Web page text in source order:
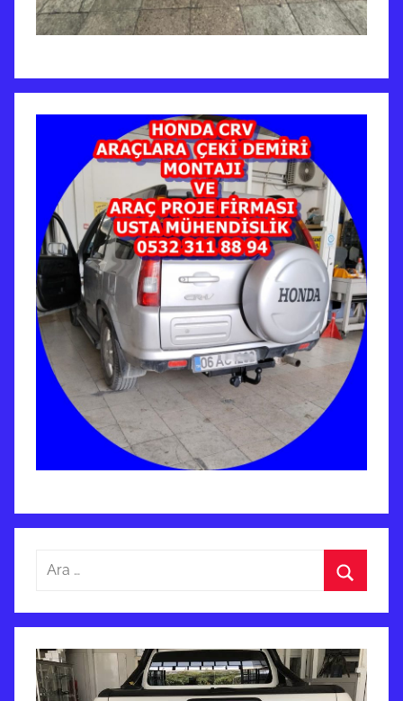
Arama: